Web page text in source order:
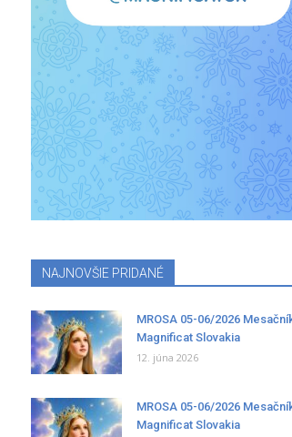
NAJNOVŠIE PRIDANÉ
MROSA 05-06/2026
Magnificat Slovakia
12. júna 2026
MROSA 05-06/2026
Magnificat Slovakia